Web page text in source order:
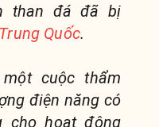
than đá đã bị
Quốc.
cuộc thẩm
điện năng có
cho hoạt động